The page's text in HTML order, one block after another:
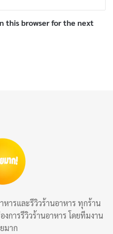
ทียมสับ รากผักชีทุบ พริก
นางรม น้ำมันงา น้ำตาล
างแล้วลงคลุกกับน้ำหมัก
นื้อ หมักในตู้เย็น 30 นาที ถึง
this browser for the next
หารและรีวิวร้านอาหาร ทุกร้าน
งการรีวิวร้านอาหาร โดยทีมงาน
มาก